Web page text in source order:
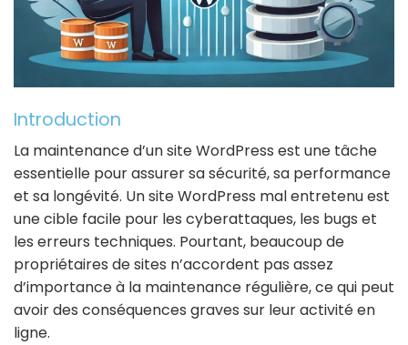
Introduction
La maintenance d’un site WordPress est une tâche
essentielle pour assurer sa sécurité, sa performance
et sa longévité. Un site WordPress mal entretenu est
une cible facile pour les cyberattaques, les bugs et
les erreurs techniques. Pourtant, beaucoup de
propriétaires de sites n’accordent pas assez
d’importance à la maintenance régulière, ce qui peut
avoir des conséquences graves sur leur activité en
ligne.